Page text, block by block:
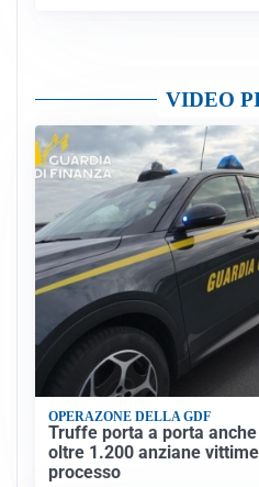
VIDEO
OPERAZONE DELLA GDF
Truffe porta a porta
oltre 1.200 anziane
processo